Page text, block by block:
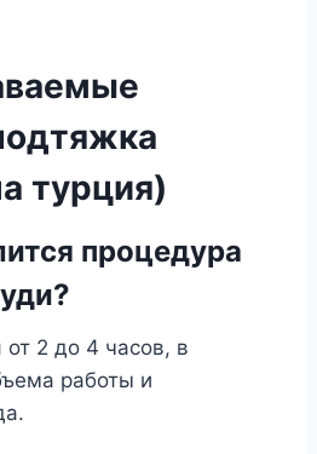
турция)
процедура
2 до 4 часов, в
работы и